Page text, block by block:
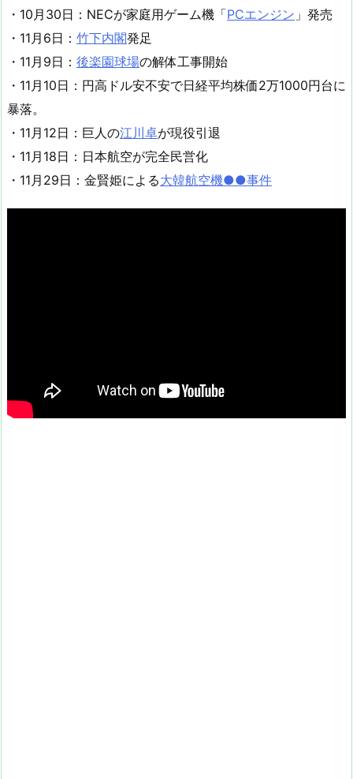
・10月30日：NECが家庭用ゲーム機「PCエンジン 」発売
・11月6日： 竹下内閣発足
・11月9日： 後楽園球場の解体工事開始
・11月10日：円高ドル安不安で日経平均株価2万1000円台に
暴落。
・11月12日：巨人の江川卓が現役引退
・11月18日：日本航空が完全民営化
・11月29日：金賢姫による大韓航空機●●事件